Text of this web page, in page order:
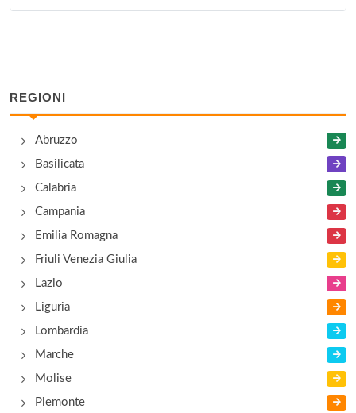
REGIONI
Abruzzo
Basilicata
Calabria
Campania
Emilia Romagna
Friuli Venezia Giulia
Lazio
Liguria
Lombardia
Marche
Molise
Piemonte